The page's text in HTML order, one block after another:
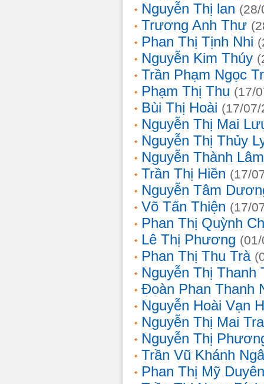
Nguyễn Thị lan
Trương Anh Thư
Phan Thị Tịnh Nhi
Nguyễn Kim Thúy
Trần Phạm Ngọc
Phạm Thị Thu (17/
Bùi Thị Hoài (17/
Nguyễn Thị Mai
Nguyễn Thị Thủy
Nguyễn Thành Lâm
Trần Thị Hiền (17/
Nguyễn Tâm
Võ Tấn Thiện (17/
Phan Thị Quỳnh
Lê Thị Phương
Phan Thị Thu Trà
Nguyễn Thị Thanh
Đoàn Phan Thanh
Nguyễn Hoài Vạn
Nguyễn Thị Mai
Nguyễn Thị
Trần Vũ Khánh
Phan Thị Mỹ Duyên